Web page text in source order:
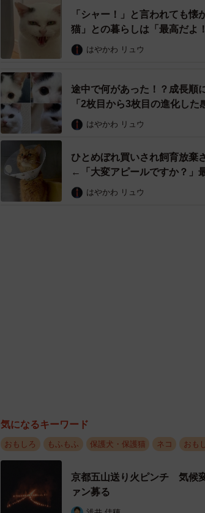
「シャー！」と言われても
猫」との暮らしは「最高だよ
はやかわ リュウ
途中で何があった！？成長順
「2枚目から3枚目の進化した
はやかわ リュウ
ひとめぼれ買いされ飼育放棄
←「大変アピールですか？」
はやかわ リュウ
気になるキーワード
おもしろ もふもふ 保護犬・保護猫 ネコ おも
京都五山送り火ピンチ 気候
ァン募る